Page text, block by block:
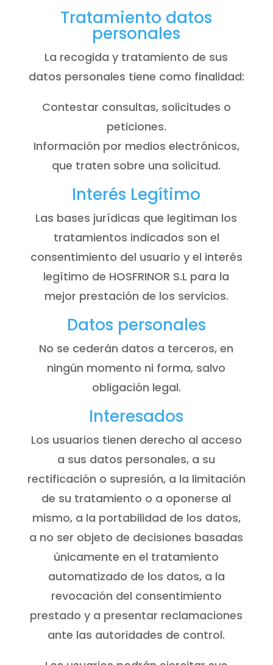
Tratamiento datos
personales
La recogida y tratamiento de sus
datos personales tiene como finalidad:
Contestar consultas, solicitudes o
peticiones.
Información por medios electrónicos,
que traten sobre una solicitud.
Interés Legítimo
Las bases jurídicas que legitiman los
tratamientos indicados son el
consentimiento del usuario y el interés
legítimo de HOSFRINOR S.L para la
mejor prestación de los servicios.
Datos personales
No se cederán datos a terceros, en
ningún momento ni forma, salvo
obligación legal.
Interesados
Los usuarios tienen derecho al acceso
a sus datos personales, a su
rectificación o supresión, a la limitación
de su tratamiento o a oponerse al
mismo, a la portabilidad de los datos,
a no ser objeto de decisiones basadas
únicamente en el tratamiento
automatizado de los datos, a la
revocación del consentimiento
prestado y a presentar reclamaciones
ante las autoridades de control.